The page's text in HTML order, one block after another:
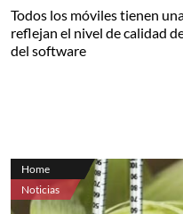
Todos los móviles tienen
reflejan el nivel de calidad
del software
Home
Noticias